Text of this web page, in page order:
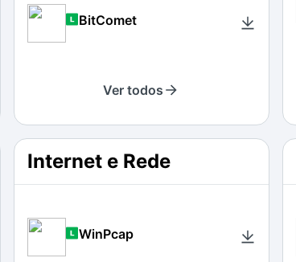
BitComet
Ver todos
Internet e Rede
WinPcap